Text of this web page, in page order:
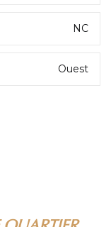
NC
Ouest